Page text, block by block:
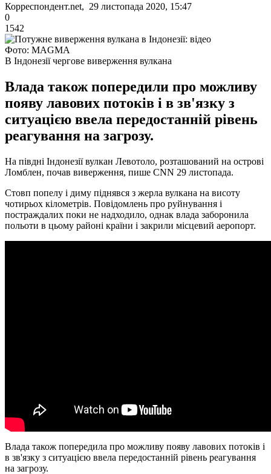
Корреспондент.net, 29 листопада 2020, 15:47
0
1542
Фото: MAGMA
В Індонезії чергове виверження вулкана
Влада також попередили про можливу
появу лавових потоків і в зв'язку з
ситуацією ввела передостанній рівень
реагування на загрозу.
На півдні Індонезії вулкан Левотоло, розташований на острові
Ломблен, почав виверження, пише CNN 29 листопада.
Стовп попелу і диму піднявся з жерла вулкана на висоту
чотирьох кілометрів. Повідомлень про руйнування і
постраждалих поки не надходило, однак влада заборонила
польоти в цьому районі країни і закрили місцевий аеропорт.
Влада також попередила про можливу появу лавових потоків і
в зв'язку з ситуацією ввела передостанній рівень реагування
на загрозу.